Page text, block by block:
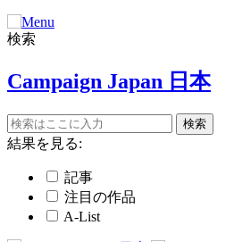
検索
Campaign Japan 日本
結果を見る:
記事
注目の作品
A-List